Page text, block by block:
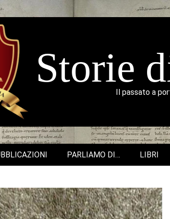
Storie
Il passato a
Secondary
Menu
PARLIAMO DI… LIBRI